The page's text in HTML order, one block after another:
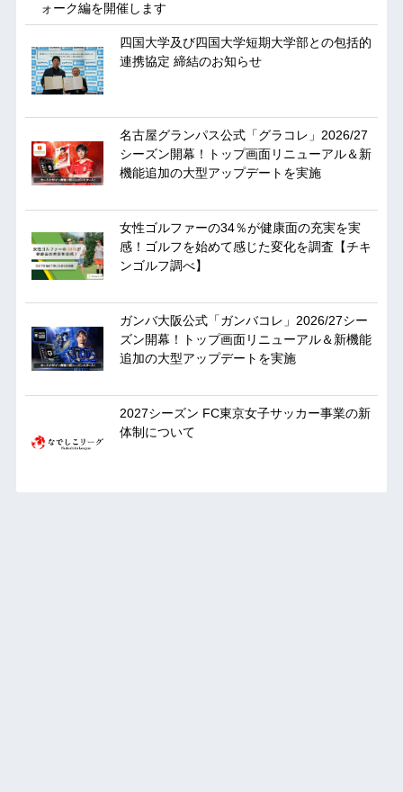
ォーク編を開催します
四国大学及び四国大学短期大学部との包括的
連携協定 締結のお知らせ
名古屋グランパス公式「グラコレ」2026/27
シーズン開幕！トップ画面リニューアル＆新
機能追加の大型アップデートを実施
女性ゴルファーの34％が健康面の充実を実
感！ゴルフを始めて感じた変化を調査【チキ
ンゴルフ調べ】
ガンバ大阪公式「ガンバコレ」2026/27シー
ズン開幕！トップ画面リニューアル＆新機能
追加の大型アップデートを実施
2027シーズン FC東京女子サッカー事業の新
体制について